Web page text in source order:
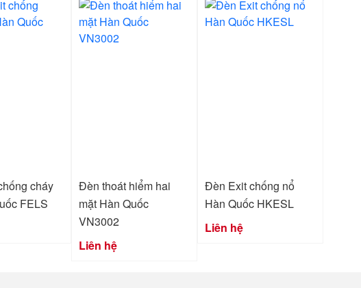
cháy
FELS
Đèn thoát hiểm hai
mặt Hàn Quốc
VN3002
Liên hệ
Đèn Exit chống nổ
Hàn Quốc HKESL
Liên hệ